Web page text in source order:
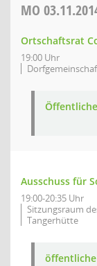
MO
Ortschaftsrat
19:00 Uhr
Ausschuss für
19:00-20:35 Uhr
Sitzungsraum
Tangerhütte